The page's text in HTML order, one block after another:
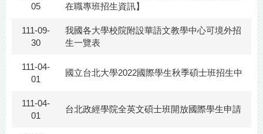
05
在職專班招生資訊】
111-09-
30
我國各大學校院附設華語文教學中心可境外招
生一覽表
111-04-
01
國立台北大學2022國際學生秋季碩士班招生中
111-04-
01
台北政經學院全英文碩士班開放國際學生申請